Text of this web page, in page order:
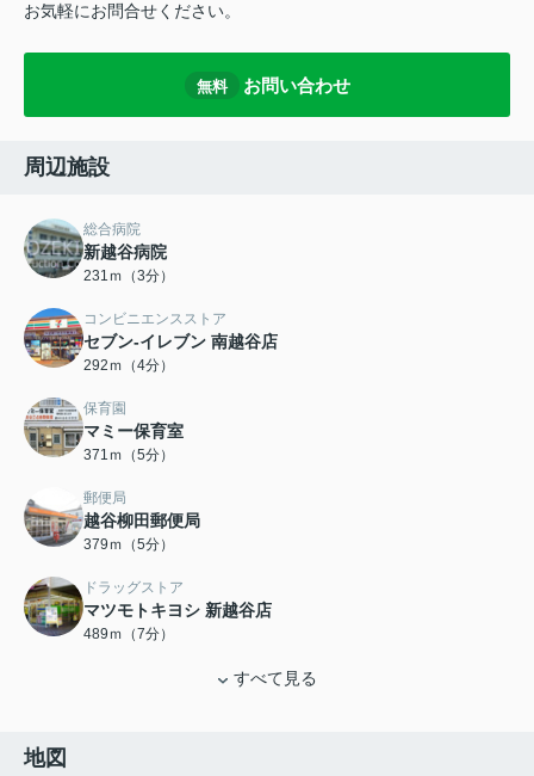
お気軽にお問合せください。
無料 お問い合わせ
周辺施設
総合病院
新越谷病院
231ｍ（3分）
コンビニエンスストア
セブン‐イレブン 南越谷店
292ｍ（4分）
保育園
マミー保育室
371ｍ（5分）
郵便局
越谷柳田郵便局
379ｍ（5分）
ドラッグストア
マツモトキヨシ 新越谷店
489ｍ（7分）
すべて見る
地図